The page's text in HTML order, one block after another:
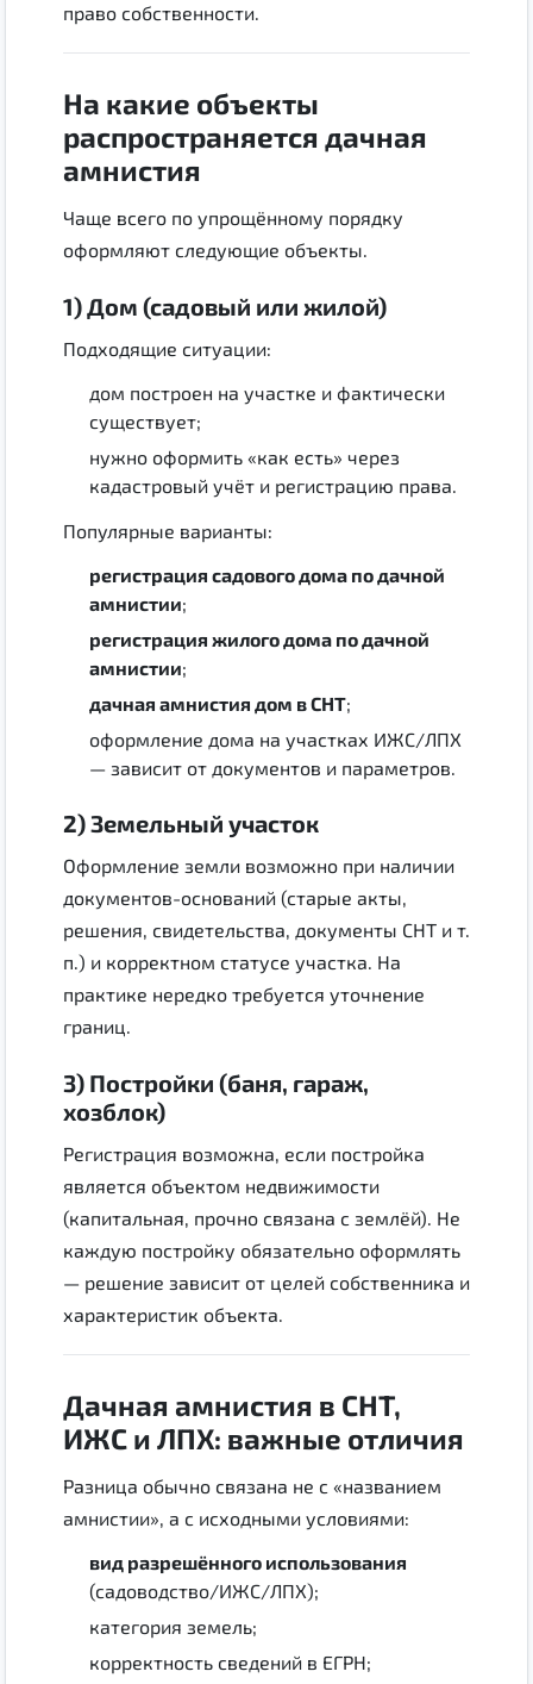
право собственности.
На какие объекты
распространяется дачная
амнистия
Чаще всего по упрощённому порядку
оформляют следующие объекты.
1) Дом (садовый или жилой)
Подходящие ситуации:
дом построен на участке и фактически
существует;
нужно оформить «как есть» через
кадастровый учёт и регистрацию права.
Популярные варианты:
регистрация садового дома по дачной
амнистии;
регистрация жилого дома по дачной
амнистии;
дачная амнистия дом в СНТ;
оформление дома на участках ИЖС/ЛПХ
— зависит от документов и параметров.
2) Земельный участок
Оформление земли возможно при наличии
документов-оснований (старые акты,
решения, свидетельства, документы СНТ и т.
п.) и корректном статусе участка. На
практике нередко требуется уточнение
границ.
3) Постройки (баня, гараж,
хозблок)
Регистрация возможна, если постройка
является объектом недвижимости
(капитальная, прочно связана с землёй). Не
каждую постройку обязательно оформлять
— решение зависит от целей собственника и
характеристик объекта.
Дачная амнистия в СНТ,
ИЖС и ЛПХ: важные отличия
Разница обычно связана не с «названием
амнистии», а с исходными условиями:
вид разрешённого использования
(садоводство/ИЖС/ЛПХ);
категория земель;
корректность сведений в ЕГРН;